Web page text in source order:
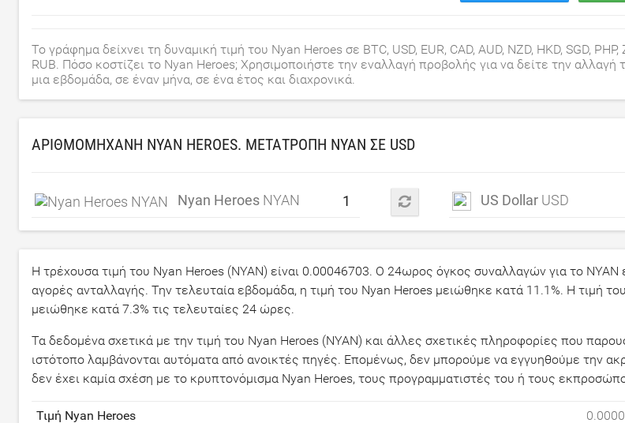
Το γράφημα δείχνει τη δυναμική τιμή του Nyan Heroes σε BTC, USD, EUR, CAD, AUD, NZD, HKD, SGD, PHP,
RUB. Πόσο κοστίζει το Nyan Heroes; Χρησιμοποιήστε την εναλλαγή προβολής για να δείτε την αλλαγή
μια εβδομάδα, σε έναν μήνα, σε ένα έτος και διαχρονικά.
ΑΡΙΘΜΟΜΗΧΑΝΉ NYAN HEROES. ΜΕΤΑΤΡΟΠΉ NYAN ΣΕ USD
Nyan Heroes NYAN US Dollar USD
Η τρέχουσα τιμή του Nyan Heroes (NYAN) είναι 0.00046703. Ο 24ωρος όγκος συναλλαγών για το NYAN
αγορές ανταλλαγής. Την τελευταία εβδομάδα, η τιμή του Nyan Heroes μειώθηκε κατά 11.1%. Η τιμή
μειώθηκε κατά 7.3% τις τελευταίες 24 ώρες.
Τα δεδομένα σχετικά με την τιμή του Nyan Heroes (NYAN) και άλλες σχετικές πληροφορίες που
ιστότοπο λαμβάνονται αυτόματα από ανοικτές πηγές. Επομένως, δεν μπορούμε να εγγυηθούμε την
δεν έχει καμία σχέση με το κρυπτονόμισμα Nyan Heroes, τους προγραμματιστές του ή τους
Τιμή Nyan Heroes